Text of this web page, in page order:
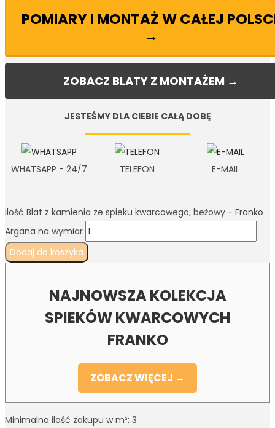
POMIARY I MONTAŻ W CAŁEJ
→
ZOBACZ BLATY Z MONTAŻEM →
JESTEŚMY DLA CIEBIE CAŁĄ DOBĘ
WHATSAPP - 24/7 TELEFON E-MAIL
ilość Blat z kamienia ze spieku kwarcowego, beżowy - Franko
Argana na wymiar
Dodaj do koszyka
NAJNOWSZA KOLEKCJA
SPIEKÓW KWARCOWYCH
FRANKO
ZOBACZ WIĘCEJ →
Minimalna ilość zakupu w m²: 3